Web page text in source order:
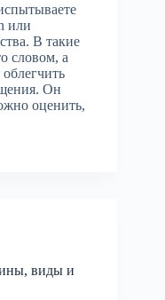
или
В такие
словом, а
Он
оценить,
виды и